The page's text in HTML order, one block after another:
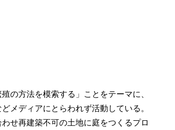
の方法を模索する」ことをテーマに、
メディアにとらわれず活動している。
せ再建築不可の土地に庭をつくるプロ